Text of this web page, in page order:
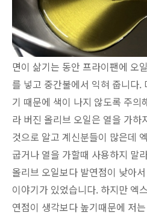
면이 삶기는 동안 프라이팬에 오
를 넣고 중간불에서 익혀 줍니다.
기 때문에 색이 나지 않도록 주의
라 버진 올리브 오일은 열을 가하
것으로 알고 계신분들이 많은데
굽거나 열을 가할때 사용하지 말
올리브 오일보다 발연점이 낮아
이야기가 있었습니다. 하지만 엑
연점이 생각보다 높기때문에 저